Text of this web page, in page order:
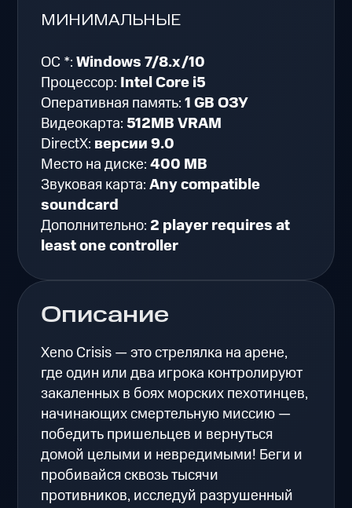
Описание
Xeno Crisis — это стрелялка на арене,
где один или два игрока контролируют
закаленных в боях морских пехотинцев,
начинающих смертельную миссию —
победить пришельцев и вернуться
домой целыми и невредимыми! Беги и
пробивайся сквозь тысячи
противников, исследуй разрушенный
МИНИМАЛЬНЫЕ
ОС *:Windows 7/8.x/10
Процессор: Intel Core i5
Оперативная память:1 GB ОЗУ
Видеокарта:512MB VRAM
DirectX: версии 9.0
Место на диске:400 MB
Звуковая карта:Any compatible
soundcard
Дополнительно: 2 player requires at
least one controller